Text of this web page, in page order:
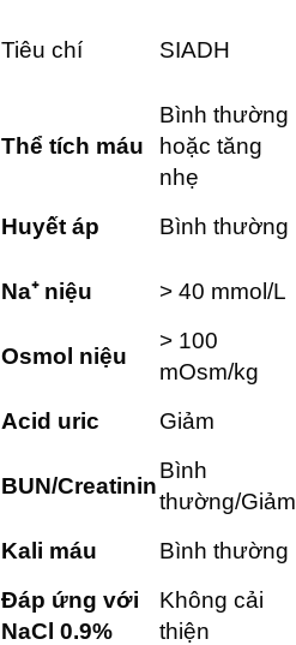
Tiêu chí SIADH
Thể tích máu
Bình thường
hoặc tăng
nhẹ
Huyết áp Bình thường
Na⁺ niệu
> 40 mmol/L
Osmol niệu
> 100
mOsm/kg
Acid uric Giảm
BUN/Creatinin
Bình
thường/Giảm
Kali máu Bình thường
Đáp ứng với
NaCl 0.9%
Không cải
thiện